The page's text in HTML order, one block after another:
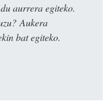
aurrera egiteko.
Aukera
bat egiteko.